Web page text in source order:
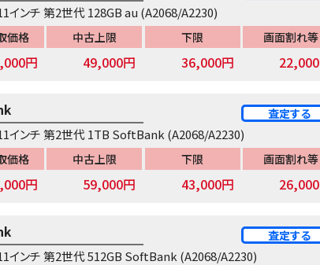
インチ 第2世代 128GB au (A2068/A2230)
価格
円
中古上限
49,000円
下限
36,000円
画面割れ等
インチ 第2世代 1TB SoftBank (A2068/A2230)
査定する
価格
円
中古上限
59,000円
下限
43,000円
画面割れ等
インチ 第2世代 512GB SoftBank (A2068/A2230)
査定する